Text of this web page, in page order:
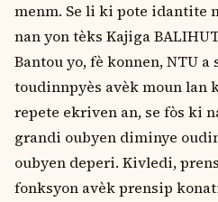
menm. Se li ki pote idantite
nan yon tѐks Kajiga
Bantou yo, fѐ konnen, NTU
toudinnpyѐs avѐk moun lan
repete ekriven an, se fòs ki
grandi oubyen diminye
oubyen deperi. Kivledi,
fonksyon avѐk prensip